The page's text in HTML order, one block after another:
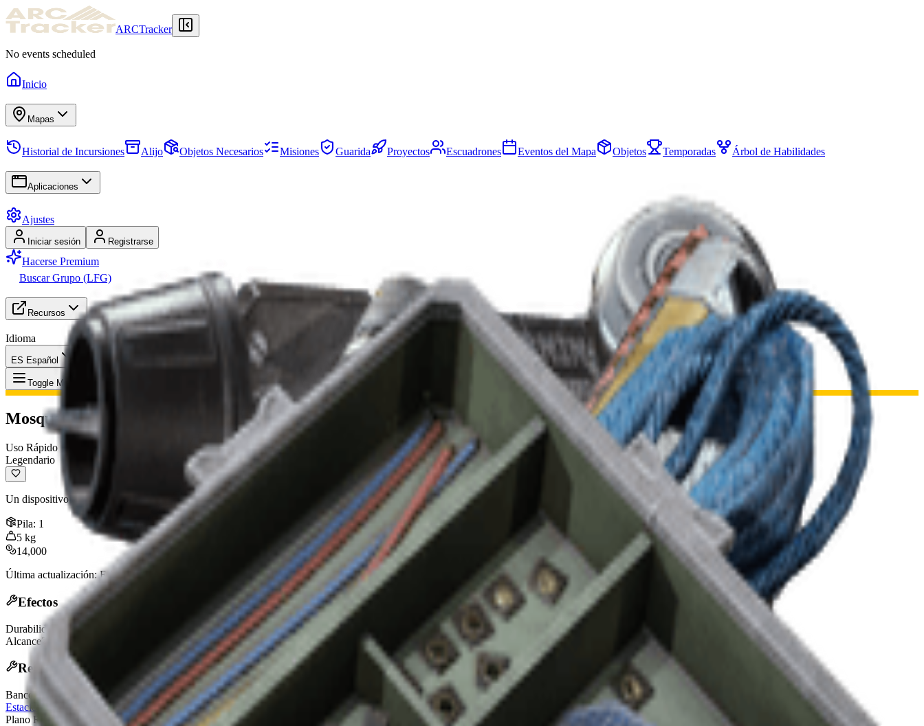
ARCTracker
No events scheduled
Inicio
Mapas
Historial de Incursiones Alijo Objetos Necesarios Misiones Guarida Proyectos Escuadrones Eventos del Mapa Objetos Temporadas Árbol de Habilidades
Aplicaciones
Ajustes
Iniciar sesión Registrarse
Hacerse Premium
Buscar Grupo (LFG)
Recursos
Idioma
ES Español
Toggle Menu
Mosquetón
Uso Rápido
Legendario
Un dispositivo que permite al usuario escalar estructuras, edificios y recorrer grandes distancias.
Pila: 1
5 kg
14,000
Última actualización:Feb 24, 2026
Efectos
Durabilidad
100/100
Alcance20m
Receta de Fabricación
Banco de Trabajo
Estación de utilidad
Plano Requerido: